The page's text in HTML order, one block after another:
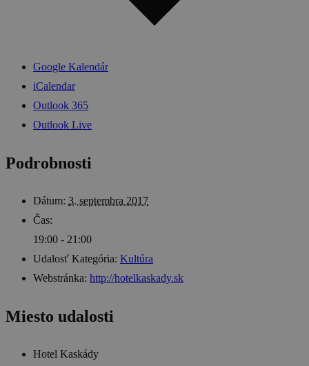
Google Kalendár
iCalendar
Outlook 365
Outlook Live
Podrobnosti
Dátum: 3. septembra 2017
Čas:
19:00 - 21:00
Udalosť Kategória: Kultúra
Webstránka: http://hotelkaskady.sk
Miesto udalosti
Hotel Kaskády